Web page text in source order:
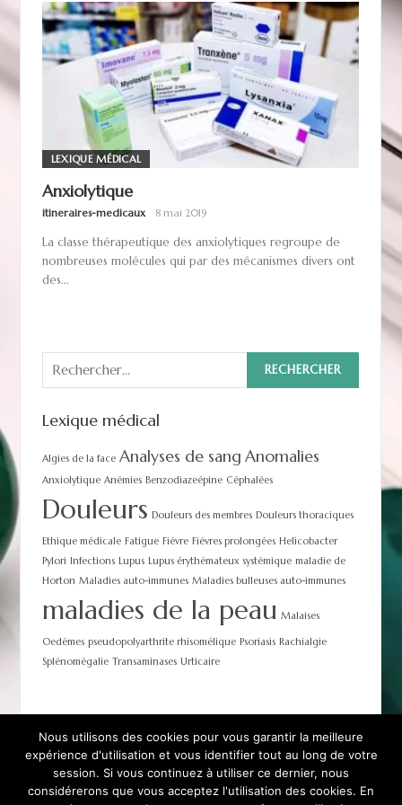
LEXIQUE MÉDICAL
Anxiolytique
itineraires-medicaux 8 mai 2019
La classe thérapeutique des anxiolytiques regroupe de
nombreuses molécules qui par des mécanismes divers ont
des...
Rechercher :
Lexique médical
Algies de la face Analyses de sang Anomalies
Anxiolytique Anémies Benzodiazeépine Céphalées
Douleurs Douleurs des membres Douleurs thoraciques
Ethique médicale Fatigue Fiévre Fiévres prolongées Helicobacter
Pylori Infections Lupus Lupus érythémateux systémique maladie de
Horton Maladies auto-immunes Maladies bulleuses auto-immunes
maladies de la peau Malaises
Oedémes pseudopolyarthrite rhisomélique Psoriasis Rachialgie
Splénomégalie Transaminases Urticaire
Contact Conditions Générales
Nous utilisons des cookies pour vous garantir la meilleure
expérience d'utilisation et vous identifier tout au long de votre
session. Si vous continuez à utiliser ce dernier, nous
considérerons que vous acceptez l'utilisation des cookies. En